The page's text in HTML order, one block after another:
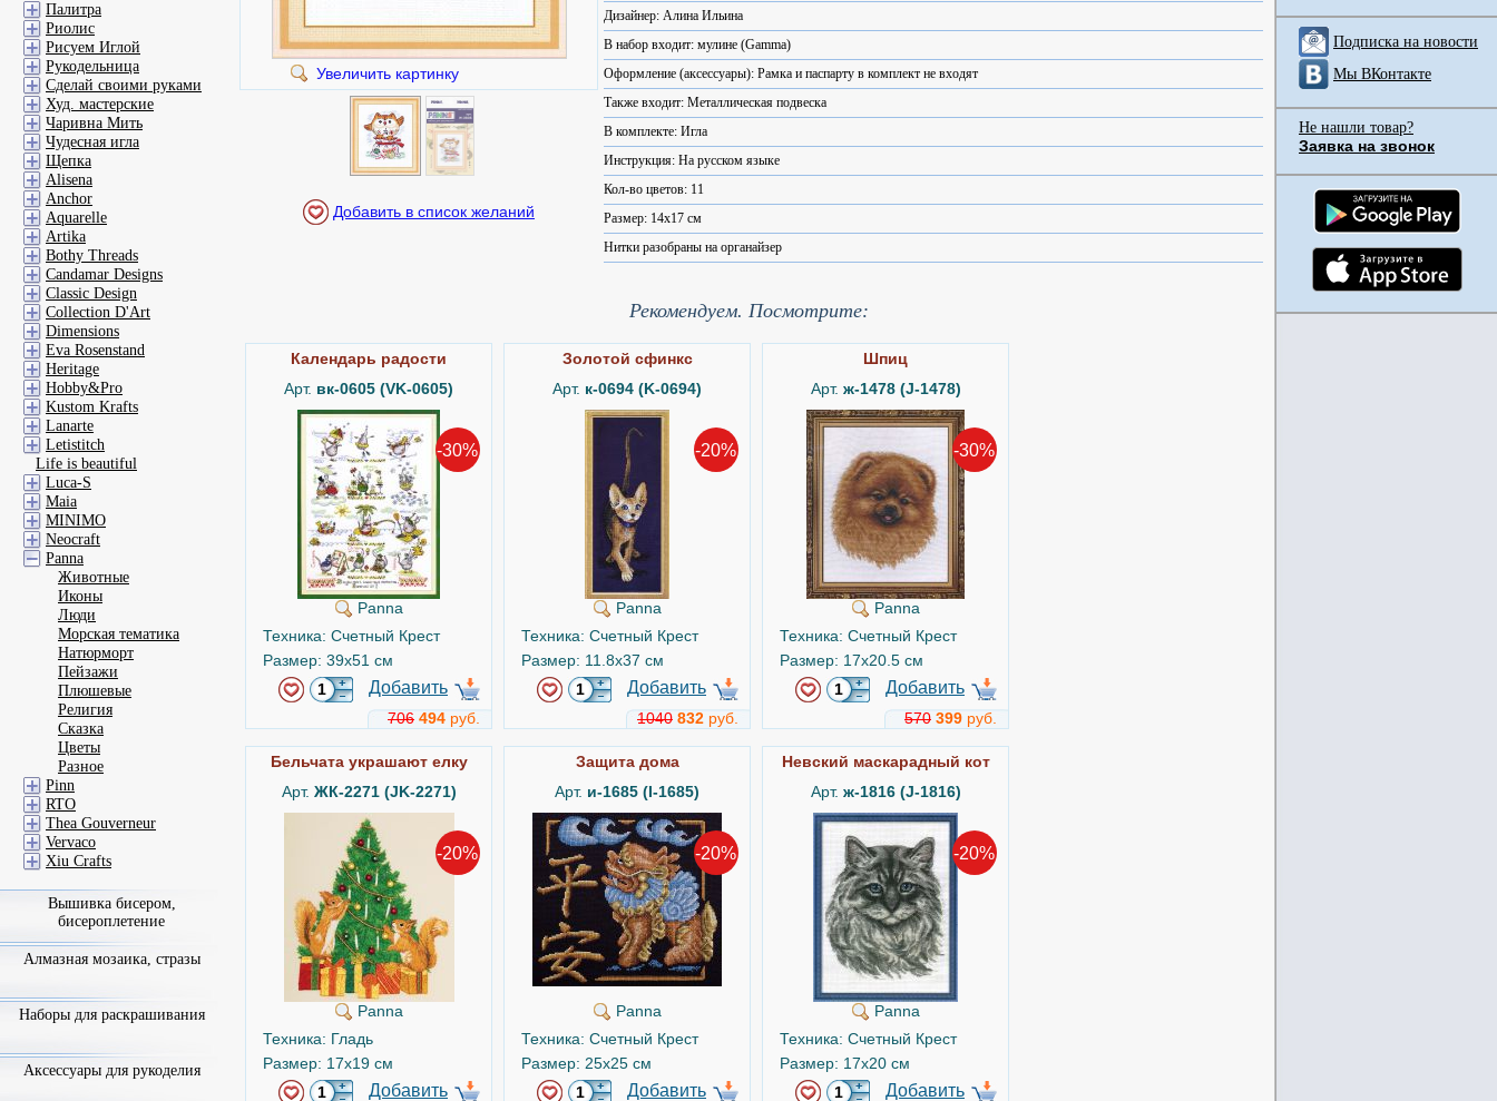
Увеличить картинку
Дизайнер: Алина Ильина
В набор входит: мулине (Gamma)
Оформление (аксессуары): Рамка и паспарту в комплект не входят
Также входит: Металлическая подвеска
В комплекте: Игла
Инструкция: На русском языке
Кол-во цветов: 11
Размер: 14x17 см
Нитки разобраны на органайзер
Рекомендуем. Посмотрите:
Календарь радости
Арт. вк-0605 (VK-0605)
-30%
Panna
Техника: Счетный Крест
Размер: 39x51 см
Добавить
706 494 руб.
Золотой сфинкс
Арт. к-0694 (K-0694)
-20%
Panna
Техника: Счетный Крест
Размер: 11.8x37 см
Добавить
1040 832 руб.
Шпиц
Арт. ж-1478 (J-1478)
-30%
Panna
Техника: Счетный Крест
Размер: 17x20.5 см
Добавить
570 399 руб.
Бельчата украшают елку
Арт. ЖК-2271 (JK-2271)
-20%
Panna
Техника: Гладь
Размер: 17x19 см
Добавить
Защита дома
Арт. и-1685 (I-1685)
-20%
Panna
Техника: Счетный Крест
Размер: 25x25 см
Добавить
Невский маскарадный кот
Арт. ж-1816 (J-1816)
-20%
Panna
Техника: Счетный Крест
Размер: 17x20 см
Добавить
Палитра
Риолис
Рисуем Иглой
Рукодельница
Сделай своими руками
Худ. мастерские
Чаривна Мить
Чудесная игла
Щепка
Alisena
Anchor
Aquarelle
Artika
Bothy Threads
Candamar Designs
Classic Design
Collection D'Art
Dimensions
Eva Rosenstand
Heritage
Hobby&Pro
Kustom Krafts
Lanarte
Letistitch
Life is beautiful
Luca-S
Maia
MINIMO
Neocraft
Panna
Животные
Иконы
Люди
Морская тематика
Натюрморт
Пейзажи
Плюшевые
Религия
Сказка
Цветы
Разное
Pinn
RTO
Thea Gouverneur
Vervaco
Xiu Crafts
Вышивка бисером,
бисероплетение
Алмазная мозаика, стразы
Наборы для раскрашивания
Аксессуары для рукоделия
Подписка на новости
Мы ВКонтакте
Не нашли товар?
Заявка на звонок